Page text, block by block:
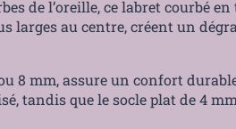
de l’oreille, ce labret courbé
larges au centre, créent un
8 mm, assure un confort
tandis que le socle plat de 4